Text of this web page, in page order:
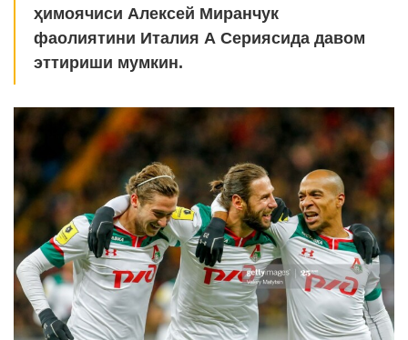
ҳимоячиси Алексей Миранчук
фаолиятини Италия А Сериясида давом
эттириши мумкин.